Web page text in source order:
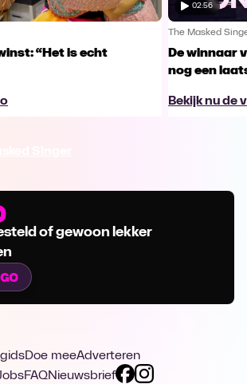
“Het is echt
02:56
The Masked
De winnaar
nog een
Bekijk nu de
of gewoon lekker
gidsDoe meeAdverteren
FAQNieuwsbrief